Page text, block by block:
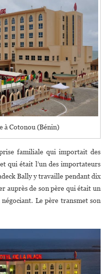
à Cotonou (Bénin)
familiale qui importait des
qui était l’un des importateurs
Bally y travaille pendant dix
auprès de son père qui était un
Le père transmet son